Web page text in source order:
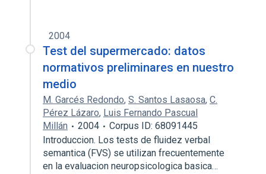
2004
Test del supermercado: datos
normativos preliminares en nuestro
medio
M. Garcés Redondo, S. Santos Lasaosa, C.
Pérez Lázaro, Luis Fernando Pascual
Millán
2004
Corpus ID: 68091445
Introduccion. Los tests de fluidez verbal
semantica (FVS) se utilizan frecuentemente
en la evaluacion neuropsicologica basica…